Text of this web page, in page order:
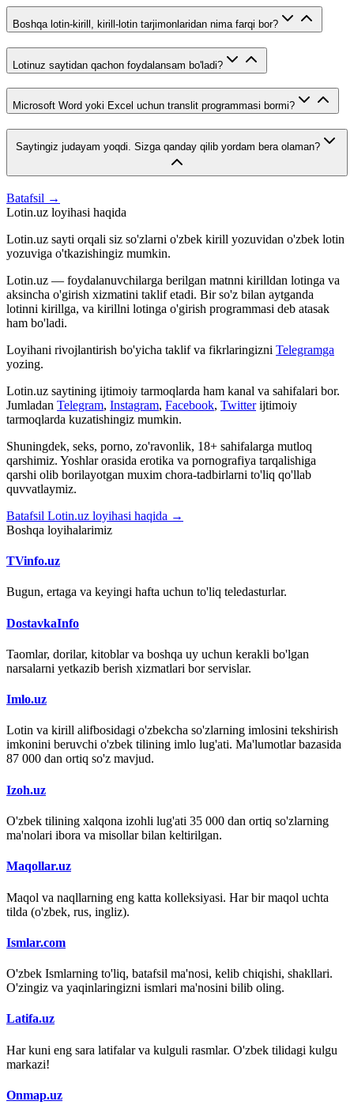
Boshqa lotin-kirill, kirill-lotin tarjimonlaridan nima farqi bor?
Lotinuz saytidan qachon foydalansam bo'ladi?
Microsoft Word yoki Excel uchun translit programmasi bormi?
Saytingiz judayam yoqdi. Sizga qanday qilib yordam bera olaman?
Batafsil →
Lotin.uz loyihasi haqida
Lotin.uz sayti orqali siz so'zlarni o'zbek kirill yozuvidan o'zbek lotin
yozuviga o'tkazishingiz mumkin.
Lotin.uz — foydalanuvchilarga berilgan matnni kirilldan lotinga va
aksincha o'girish xizmatini taklif etadi. Bir so'z bilan aytganda
lotinni kirillga, va kirillni lotinga o'girish programmasi deb atasak
ham bo'ladi.
Loyihani rivojlantirish bo'yicha taklif va fikrlaringizni Telegramga
yozing.
Lotin.uz saytining ijtimoiy tarmoqlarda ham kanal va sahifalari bor.
Jumladan Telegram, Instagram, Facebook, Twitter ijtimoiy
tarmoqlarda kuzatishingiz mumkin.
Shuningdek, seks, porno, zo'ravonlik, 18+ sahifalarga mutloq
qarshimiz. Yoshlar orasida erotika va pornografiya tarqalishiga
qarshi olib borilayotgan muxim chora-tadbirlarni to'liq qo'llab
quvvatlaymiz.
Batafsil Lotin.uz loyihasi haqida →
Boshqa loyihalarimiz
TVinfo.uz
Bugun, ertaga va keyingi hafta uchun to'liq teledasturlar.
DostavkaInfo
Taomlar, dorilar, kitoblar va boshqa uy uchun kerakli bo'lgan
narsalarni yetkazib berish xizmatlari bor servislar.
Imlo.uz
Lotin va kirill alifbosidagi o'zbekcha so'zlarning imlosini tekshirish
imkonini beruvchi o'zbek tilining imlo lug'ati. Ma'lumotlar bazasida
87 000 dan ortiq so'z mavjud.
Izoh.uz
O'zbek tilining xalqona izohli lug'ati 35 000 dan ortiq so'zlarning
ma'nolari ibora va misollar bilan keltirilgan.
Maqollar.uz
Maqol va naqllarning eng katta kolleksiyasi. Har bir maqol uchta
tilda (o'zbek, rus, ingliz).
Ismlar.com
O'zbek Ismlarning to'liq, batafsil ma'nosi, kelib chiqishi, shakllari.
O'zingiz va yaqinlaringizni ismlari ma'nosini bilib oling.
Latifa.uz
Har kuni eng sara latifalar va kulguli rasmlar. O'zbek tilidagi kulgu
markazi!
Onmap.uz